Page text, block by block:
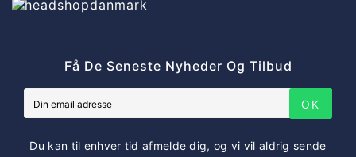
Få De Seneste Nyheder Og Tilbud
OK
Du kan til enhver tid afmelde dig, og vi vil aldrig sende